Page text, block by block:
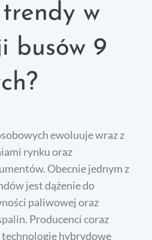
w
busów 9
ewoluuje wraz z
rynku oraz
Obecnie jednym z
jest dążenie do
paliwowej oraz
Producenci coraz
hybrydowe